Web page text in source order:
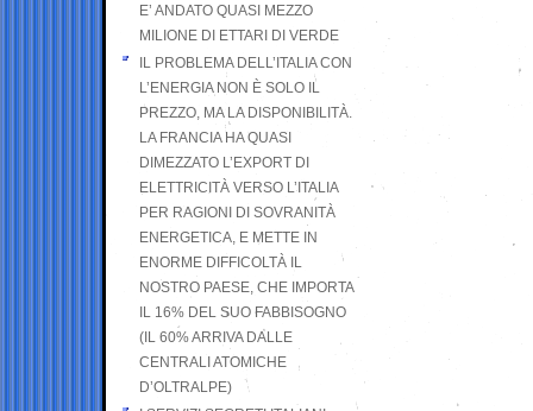
E’ ANDATO QUASI MEZZO
MILIONE DI ETTARI DI VERDE
IL PROBLEMA DELL’ITALIA CON
L’ENERGIA NON È SOLO IL
PREZZO, MA LA DISPONIBILITÀ.
LA FRANCIA HA QUASI
DIMEZZATO L’EXPORT DI
ELETTRICITÀ VERSO L’ITALIA
PER RAGIONI DI SOVRANITÀ
ENERGETICA, E METTE IN
ENORME DIFFICOLTÀ IL
NOSTRO PAESE, CHE IMPORTA
IL 16% DEL SUO FABBISOGNO
(IL 60% ARRIVA DALLE
CENTRALI ATOMICHE
D’OLTRALPE)